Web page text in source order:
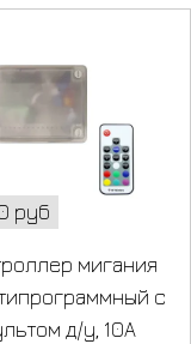
руб
мигания
с
д/у, 10А